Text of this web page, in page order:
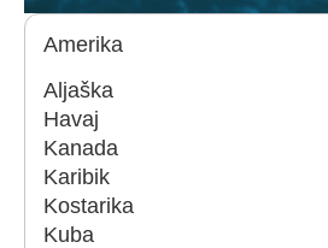
Amerika
Aljaška
Havaj
Kanada
Karibik
Kostarika
Kuba